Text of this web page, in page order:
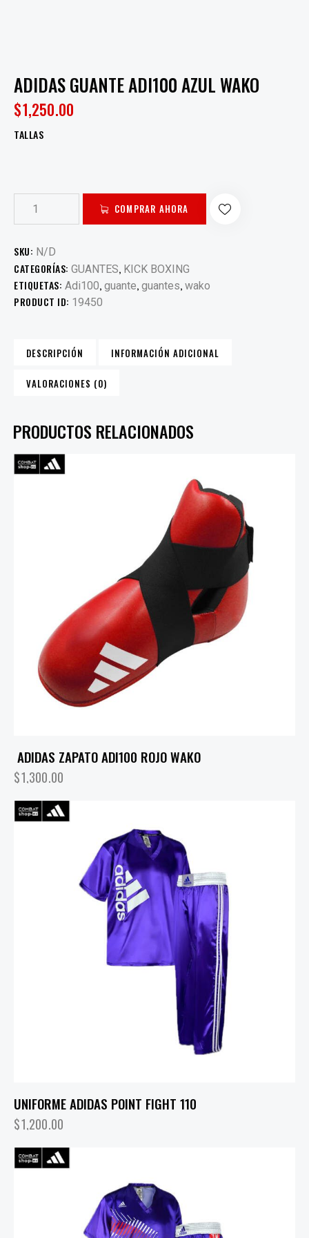
ADIDAS GUANTE ADI100 AZUL WAKO
$1,250.00
TALLAS
COMPRAR AHORA
SKU: N/D
CATEGORÍAS: GUANTES, KICK BOXING
ETIQUETAS: Adi100, guante, guantes, wako
PRODUCT ID: 19450
DESCRIPCIÓN INFORMACIÓN ADICIONAL
VALORACIONES (0)
PRODUCTOS RELACIONADOS
ADIDAS ZAPATO ADI100 ROJO WAKO
$1,300.00
UNIFORME ADIDAS POINT FIGHT 110
$1,200.00